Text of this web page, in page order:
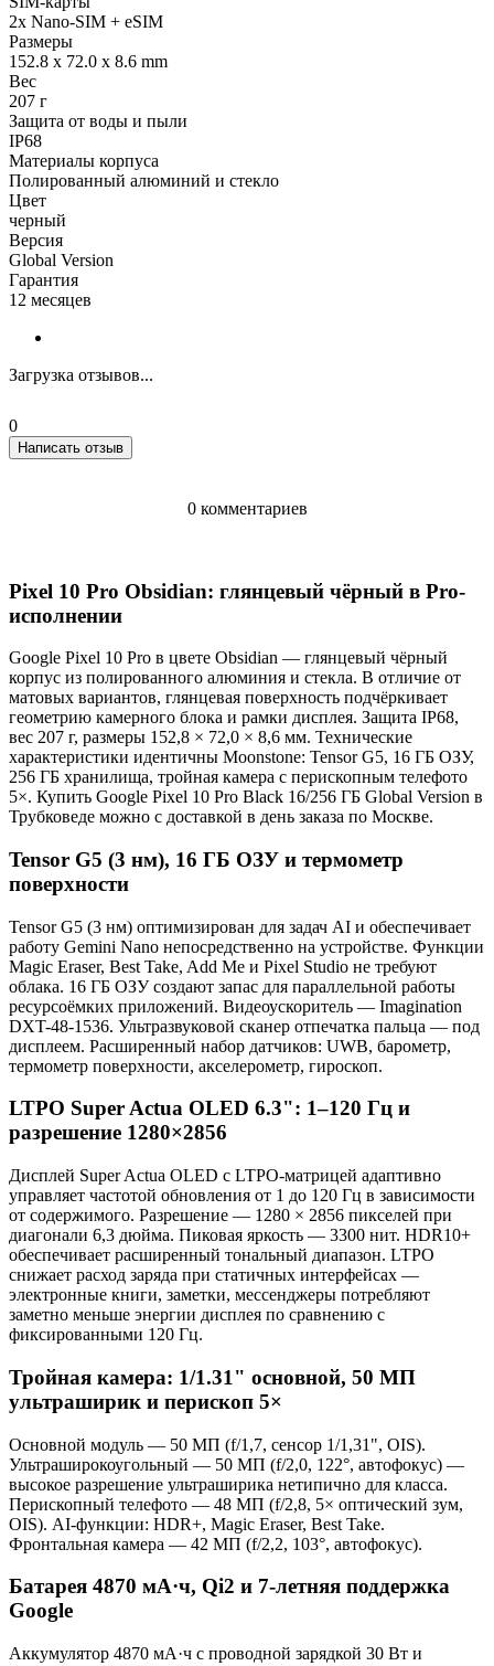
2x Nano-SIM + eSIM
Размеры
152.8 x 72.0 x 8.6 mm
Вес
207 г
Защита от воды и пыли
IP68
Материалы корпуса
Полированный алюминий и стекло
Цвет
черный
Версия
Global Version
Гарантия
12 месяцев
Загрузка отзывов...
0
Написать отзыв
0 комментариев
Pixel 10 Pro Obsidian: глянцевый чёрный в Pro-
исполнении
Google Pixel 10 Pro в цвете Obsidian — глянцевый чёрный
корпус из полированного алюминия и стекла. В отличие от
матовых вариантов, глянцевая поверхность подчёркивает
геометрию камерного блока и рамки дисплея. Защита IP68,
вес 207 г, размеры 152,8 × 72,0 × 8,6 мм. Технические
характеристики идентичны Moonstone: Tensor G5, 16 ГБ ОЗУ,
256 ГБ хранилища, тройная камера с перископным телефото
5×. Купить Google Pixel 10 Pro Black 16/256 ГБ Global Version в
Трубковеде можно с доставкой в день заказа по Москве.
Tensor G5 (3 нм), 16 ГБ ОЗУ и термометр
поверхности
Tensor G5 (3 нм) оптимизирован для задач AI и обеспечивает
работу Gemini Nano непосредственно на устройстве. Функции
Magic Eraser, Best Take, Add Me и Pixel Studio не требуют
облака. 16 ГБ ОЗУ создают запас для параллельной работы
ресурсоёмких приложений. Видеоускоритель — Imagination
DXT-48-1536. Ультразвуковой сканер отпечатка пальца — под
дисплеем. Расширенный набор датчиков: UWB, барометр,
термометр поверхности, акселерометр, гироскоп.
LTPO Super Actua OLED 6.3": 1–120 Гц и
разрешение 1280×2856
Дисплей Super Actua OLED с LTPO-матрицей адаптивно
управляет частотой обновления от 1 до 120 Гц в зависимости
от содержимого. Разрешение — 1280 × 2856 пикселей при
диагонали 6,3 дюйма. Пиковая яркость — 3300 нит. HDR10+
обеспечивает расширенный тональный диапазон. LTPO
снижает расход заряда при статичных интерфейсах —
электронные книги, заметки, мессенджеры потребляют
заметно меньше энергии дисплея по сравнению с
фиксированными 120 Гц.
Тройная камера: 1/1.31" основной, 50 МП
ультраширик и перископ 5×
Основной модуль — 50 МП (f/1,7, сенсор 1/1,31", OIS).
Ультраширокоугольный — 50 МП (f/2,0, 122°, автофокус) —
высокое разрешение ультраширика нетипично для класса.
Перископный телефото — 48 МП (f/2,8, 5× оптический зум,
OIS). AI-функции: HDR+, Magic Eraser, Best Take.
Фронтальная камера — 42 МП (f/2,2, 103°, автофокус).
Батарея 4870 мА·ч, Qi2 и 7-летняя поддержка
Google
Аккумулятор 4870 мА·ч с проводной зарядкой 30 Вт и